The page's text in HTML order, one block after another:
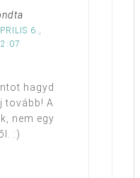
6.,
hagyd
tovább! A
nem egy
:)